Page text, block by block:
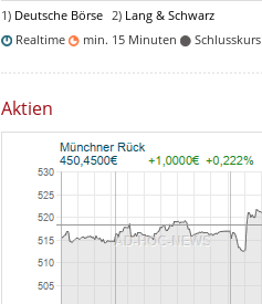
1) Deutsche Börse 2) Lang & Schwarz
Realtime
min. 15 Minuten Schlusskurs
Aktien